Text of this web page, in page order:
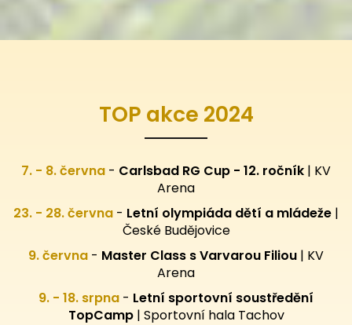
TOP akce 2024
7. - 8. června - Carlsbad RG Cup - 12. ročník | KV
Arena
23. - 28. června - Letní olympiáda dětí a mládeže |
České Budějovice
9. června - Master Class s Varvarou Filiou | KV
Arena
9. - 18. srpna - Letní sportovní soustředění
TopCamp| Sportovní hala Tachov